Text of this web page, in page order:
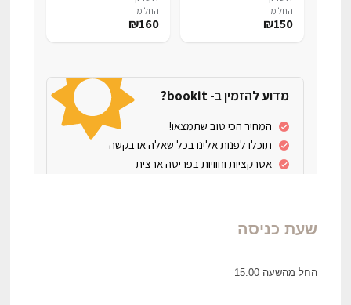
שעת כניסה
החל מהשעה 15:00